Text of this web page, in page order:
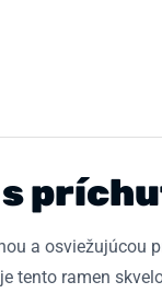
s
a osviežujúcou
tento ramen